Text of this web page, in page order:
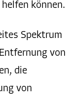
helfen können.
Spektrum
von
die
von